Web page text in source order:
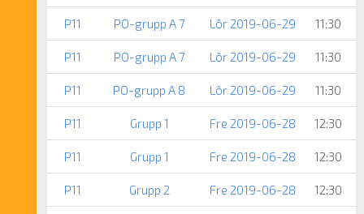
P11 PO-grupp A 7 Lör 2019-06-29 11:30
P11 PO-grupp A 7 Lör 2019-06-29 11:30
P11 PO-grupp A 8 Lör 2019-06-29 11:30
P11 Grupp 1 Fre 2019-06-28 12:30
P11 Grupp 1 Fre 2019-06-28 12:30
P11 Grupp 2 Fre 2019-06-28 12:30